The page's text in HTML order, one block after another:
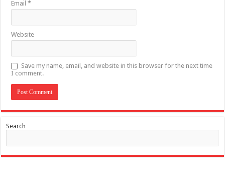
Email*
Website
Save my name, email, and website in this browser for the next time
I comment.
Search